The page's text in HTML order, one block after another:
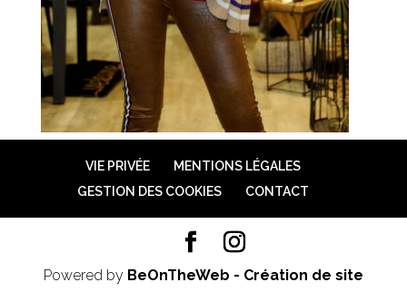
VIE PRIVÉE
MENTIONS LÉGALES
GESTION DES COOKIES
CONTACT
Powered by BeOnTheWeb - Création de site